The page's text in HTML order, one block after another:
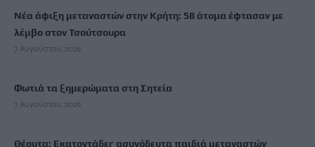
Νέα άφιξη μεταναστών στην Κρήτη: 58 άτομα έφτασαν με
λέμβο στον Τσούτσουρα
7 Αυγούστου, 2026
Φωτιά τα ξημερώματα στη Σητεία
7 Αυγούστου, 2026
Θέουτα: Εκατοντάδες ασυνόδευτα παιδιά μεταναστών